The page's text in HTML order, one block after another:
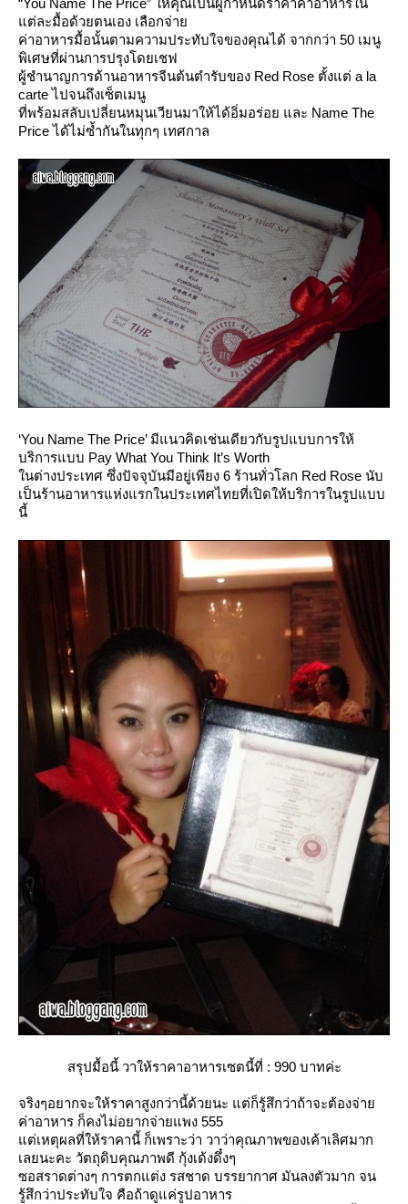
ต่ละมื้อด้วยตนเอง เลือกจ่า
ค่าอาหารมื้อนั้นตามความประทับใจของคุณได้ จากกว่า 50 เมนู
พิเศษที่ผ่านการปรุงโดยเชฟ
ผู้ชำนาญการด้านอาหารจีนต้นตำรับของ Red Rose ตั้งแต่ a la
carte ไปจนถึงเซ็ตเมนู
ที่พร้อมสลับเปลี่ยนหมุนเวียนมาให้ได้อิ่มอร่อย และ Name The
Price ได้ไม่ซ้ำกันในทุกๆ เทศกาล
‘You Name The Price’มีแนวคิดเช่นเดียวกับรูปแบบการให้
บริการแบบ Pay What You Think It’s Worth
นต่างประเทศ ซึ่งปัจจุบันมีอยู่เพียง 6 ร้านทั่วโลก Red Rose นับ
เป็นร้านอาหารแห่งแรกในประเทศไทยที่เปิดให้บริการในรูปแบบ
นี้
สรุปมื้อนี้ วาให้ราคาอาหารเซตนี้ที่ : 990 บาทค่ะ
จริงๆอยากจะให้ราคาสูงกว่านี้ด้วยนะ แต่ก็รู้สึกว่าถ้าจะต้องจ่า
ค่าอาหาร ก็คงไม่อยากจ่ายแพง 555
ต่เหตุผลที่ให้ราคานี้ ก็เพราะว่า วาว่าคุณภาพของเค้าเลิศมาก
เลยนะคะ วัตถุดิบคุณภาพดี กุ้งเด้งดึ๋งๆ
ซอสราดต่างๆ การตกแต่ง รสชาด บรรยากาศ มันลงตัวมาก จน
รู้สึกว่าประทับใจ คือถ้าดูแค่รูปอาหาร